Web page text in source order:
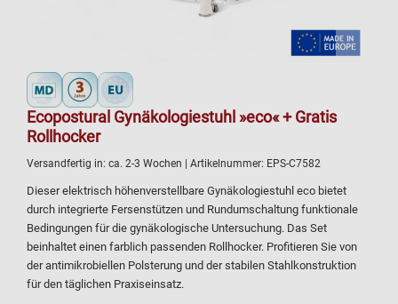
Ecopostural Gynäkologiestuhl »eco« + Gratis
Rollhocker
Versandfertig in: ca. 2-3 Wochen | Artikelnummer: EPS-C7582
Dieser elektrisch höhenverstellbare Gynäkologiestuhl eco bietet
durch integrierte Fersenstützen und Rundumschaltung funktionale
Bedingungen für die gynäkologische Untersuchung. Das Set
beinhaltet einen farblich passenden Rollhocker. Profitieren Sie von
der antimikrobiellen Polsterung und der stabilen Stahlkonstruktion
für den täglichen Praxiseinsatz.